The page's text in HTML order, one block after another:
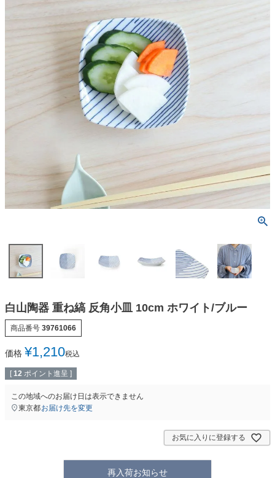
白山陶器 重ね縞 反角小皿 10cm ホワイト/ブルー
商品番号 39761066
価格 ¥1,210税込
[ 12 ポイント進呈 ]
この地域へのお届け日は表示できません
東京都お届け先を変更
お気に入りに登録する
再入荷お知らせ